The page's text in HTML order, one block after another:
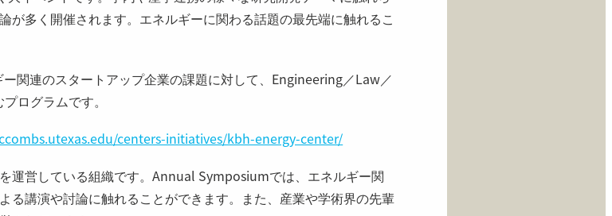
が多く開催されます。エネルギーに関わる話題の最先端に触れるこ
ー関連のスタートアップ企業の課題に対して、Engineering／Law／
ログラムです。
centers-initiatives/kbh-energy-center/
運営している組織です。Annual Symposiumでは、エネルギー関
る講演や討論に触れることができます。また、産業や学術界の先輩